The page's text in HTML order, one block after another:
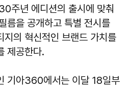
주년 에디션의 출시에 맞춰
름을 공개하고 특별 전시를
지의 혁신적인 브랜드 가치를
제공한다.
기아360에서는 이달 18일부